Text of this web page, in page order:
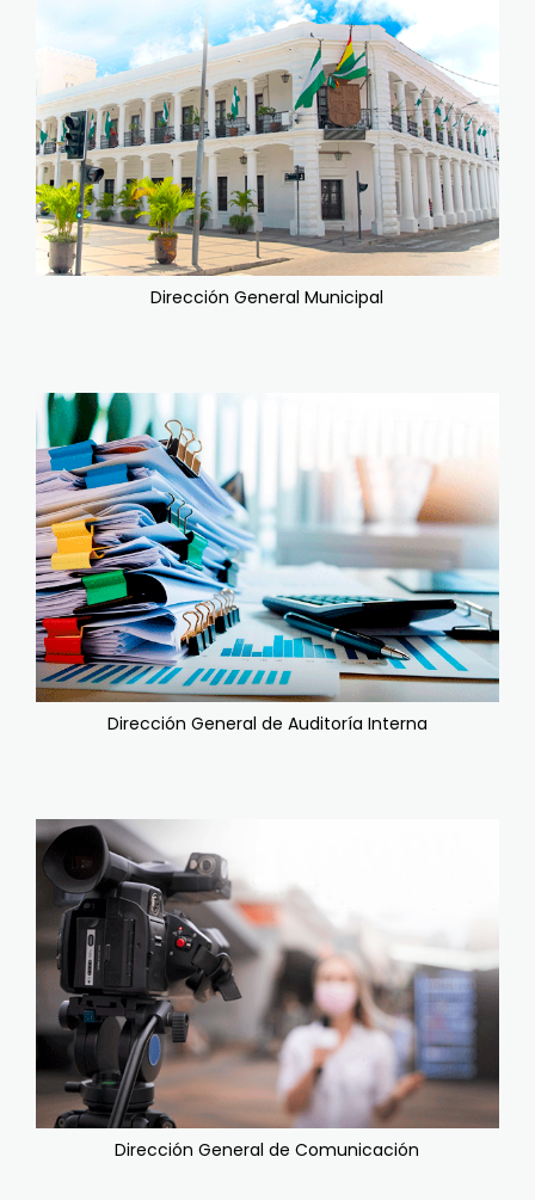
Dirección General Municipal
Dirección General de Auditoría Interna
Dirección General de Comunicación